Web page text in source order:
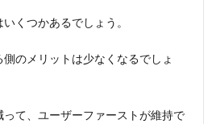
くつかあるでしょう。
のメリットは少なくなるでしょ
て、ユーザーファーストが維持で